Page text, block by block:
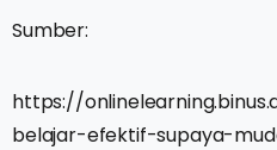
Sumber:
https://
belajar-efektif-supaya-